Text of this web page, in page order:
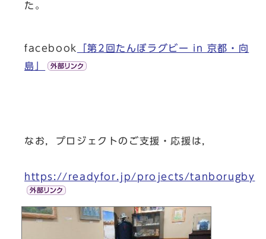
た。
facebook
「第2回たんぼラグビー in 京都・向
島」
なお，プロジェクトのご支援・応援は，
https://readyfor.jp/projects/tanborugby